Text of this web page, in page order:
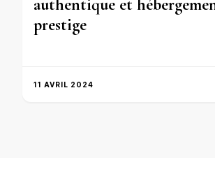
authentique et
prestige
11 AVRIL 2024